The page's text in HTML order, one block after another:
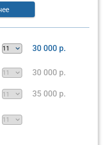
30 000 р.
30 000 р.
35 000 р.